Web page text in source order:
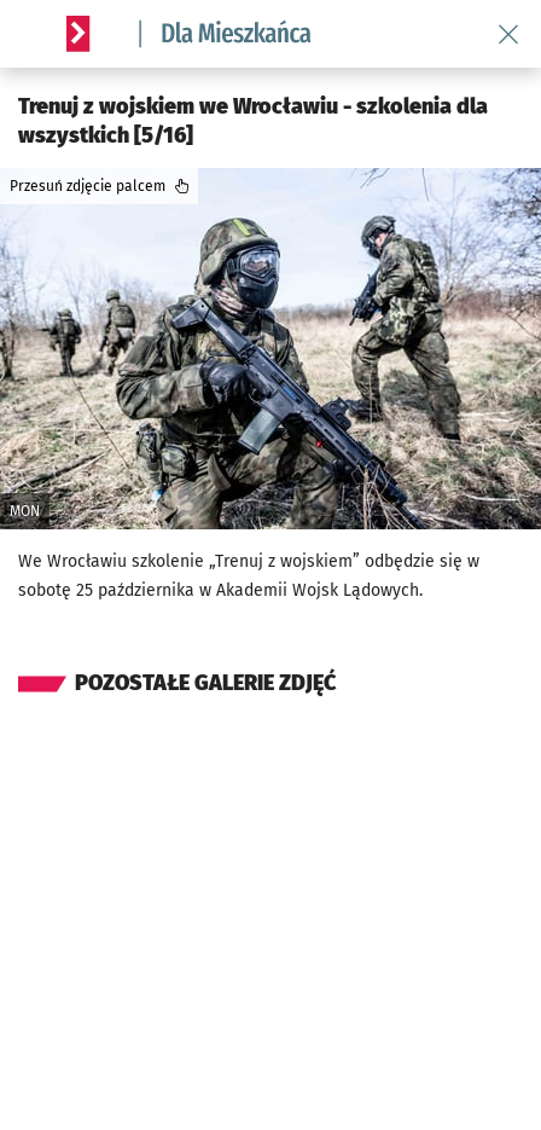
Serwis informacyjny wroclaw.pl podserwis: Dla mieszkańca
Trenuj z wojskiem we Wrocławiu - szkolenia dla
wszystkich [5/16]
MON
Przesuń zdjęcie palcem
We Wrocławiu szkolenie „Trenuj z wojskiem” odbędzie się w
sobotę 25 października w Akademii Wojsk Lądowych.
POZOSTAŁE GALERIE ZDJĘĆ